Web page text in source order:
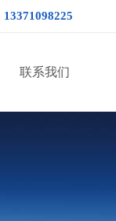
13371098225
联系我们